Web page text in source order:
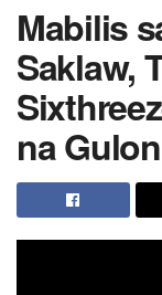
Mabilis
Saklaw,
na